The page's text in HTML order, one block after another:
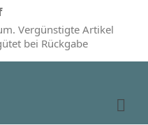
Vergünstigte Artikel
bei Rückgabe
